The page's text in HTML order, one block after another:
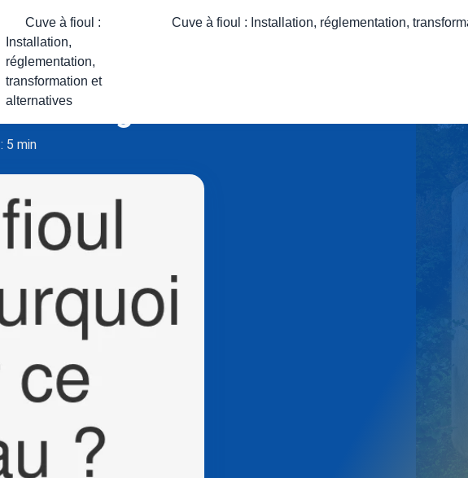
Cuve à fioul :
Installation,
réglementation,
transformation et
alternatives
Cuve à fioul : Installation, réglementation,
avantages et inconvénients
5 min